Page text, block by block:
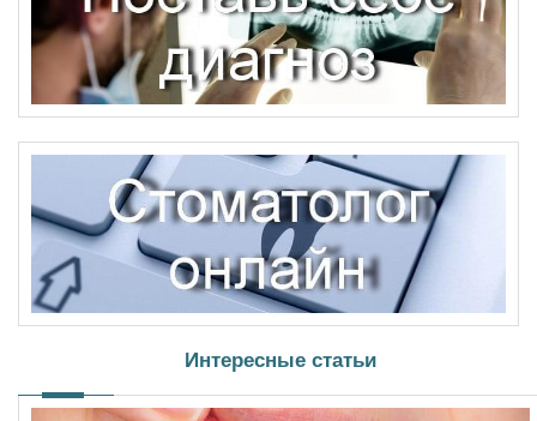
Интересные статьи